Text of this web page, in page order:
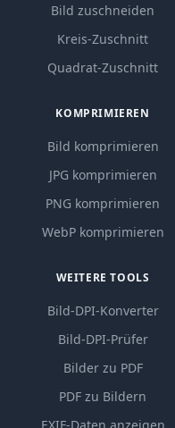
Bild zuschneiden
Kreis-Zuschnitt
Quadrat-Zuschnitt
KOMPRIMIEREN
Bild komprimieren
JPG komprimieren
PNG komprimieren
WebP komprimieren
WEITERE TOOLS
Bild-DPI-Konverter
Bild-DPI-Prüfer
Bilder zu PDF
PDF zu Bildern